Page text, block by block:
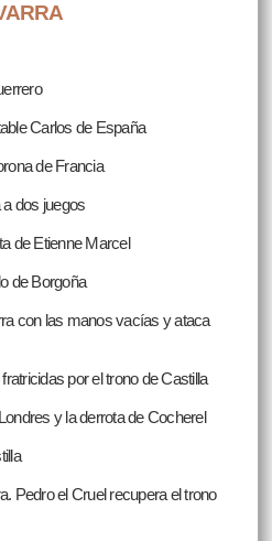
Carlos de España
de Francia
dos juegos
de Etienne Marcel
de Borgoña
con las manos vacías y ataca
por el trono de Castilla
y la derrota de Cocherel
Pedro el Cruel recupera el trono